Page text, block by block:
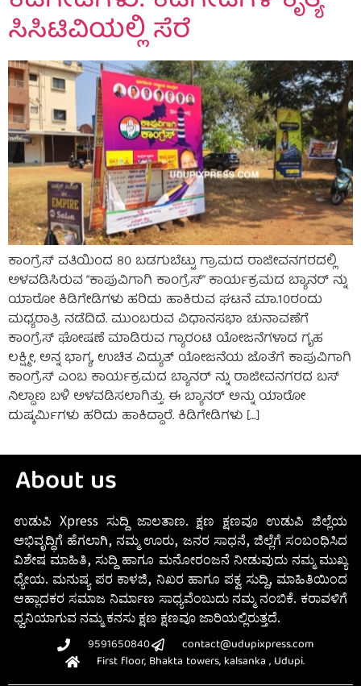
ಸಿಸಿಟಿವಿಯಲ್ಲಿ ಸೆರೆ
ಕಾಂಗ್ರೆಸ್ ವತಿಯಿಂದ 80 ಬಡಗುಬೆಟ್ಟು ಗ್ರಾಮದ ರಾಜೀವನಗರದಲ್ಲಿ
ಅಳವಡಿಸಿರುವ “ಕಾಪುವಿಗಾಗಿ ಕಾಂಗ್ರೆಸ್” ಕಾರ್ಯಕ್ರಮದ ಬ್ಯಾನರ್ ನ್ನು
ಯಾರೋ‌ ಕಿಡಿಗೇಡಿಗಳು ಹರಿದು ಹಾಕಿರುವ ಘಟನೆ ಮಾ.10ರಂದು
ಮಧ್ಯರಾತ್ರಿ ನಡೆದಿದೆ. ಮುಂಬರುವ ವಿಧಾನಸಭಾ ಚುನಾವಣೆಗೆ
ಕಾಂಗ್ರೆಸ್ ಘೋಷಣೆ ಮಾಡಿರುವ ಗ್ಯಾರಂಟಿ ಯೋಜನೆಗಳಾದ ಗೃಹ
ಲಕ್ಷ್ಮೀ, ಅನ್ನ ಭಾಗ್ಯ, ಉಚಿತ ವಿದ್ಯುತ್ ಯೋಜನೆಯ ಜೊತೆಗೆ ಕಾಪುವಿಗಾಗಿ
ಕಾಂಗ್ರೆಸ್ ಎಂಬ ಕಾರ್ಯಕ್ರಮದ ಬ್ಯಾನರ್ ನ್ನು ರಾಜೀವನಗರದ ಬಸ್
ನಿಲ್ದಾಣ ಬಳಿ ಅಳವಡಿಸಲಾಗಿತ್ತು. ಈ ಬ್ಯಾನರ್ ಅನ್ನು ಯಾರೋ
ದುಷ್ಕರ್ಮಿಗಳು ಹರಿದು ಹಾಕಿದ್ದಾರೆ. ಕಿಡಿಗೇಡಿಗಳು […]
About us
ಉಡುಪಿ Xpress ಸುದ್ದಿ ಜಾಲತಾಣ. ಕ್ಷಣ ಕ್ಷಣವೂ ಉಡುಪಿ ಜಿಲ್ಲೆಯ
ಅಭಿವೃದ್ಧಿಗೆ ಹೆಗಲಾಗಿ, ನಮ್ಮ ಊರು, ಜನರ ಸಾಧನೆ, ಜಿಲ್ಲೆಗೆ ಸಂಬಂಧಿಸಿದ
ವಿಶೇಷ ಮಾಹಿತಿ, ಸುದ್ದಿ ಹಾಗೂ ಮನೋರಂಜನೆ ನೀಡುವುದು ನಮ್ಮ ಮುಖ್ಯ
ಧ್ಯೇಯ. ಮನುಷ್ಯ ಪರ ಕಾಳಜಿ, ನಿಖರ ಹಾಗೂ ಪಕ್ವ ಸುದ್ದಿ, ಮಾಹಿತಿಯಿಂದ
ಆಹ್ಲಾದಕರ ಸಮಾಜ ನಿರ್ಮಾಣ ಸಾಧ್ಯವೆಂಬುದು ನಮ್ಮ ನಂಬಿಕೆ. ಕರಾವಳಿಗೆ
ಧ್ವನಿಯಾಗುವ ನಮ್ಮ ಕನಸು ಕ್ಷಣ ಕ್ಷಣವೂ ಜಾರಿಯಲ್ಲಿರುತ್ತದೆ.
9591650840
contact@udupixpress.com
First floor, Bhakta towers, kalsanka , Udupi.